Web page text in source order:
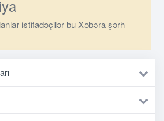
istifadəçilər bu Xəbəra şərh